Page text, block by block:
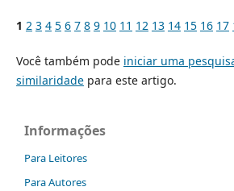
1 2 3 4 5 6 7 8 9 10 11 12 13 14 15 16 17
Você também pode iniciar uma
similaridadepara este artigo.
Informações
Para Leitores
Para Autores